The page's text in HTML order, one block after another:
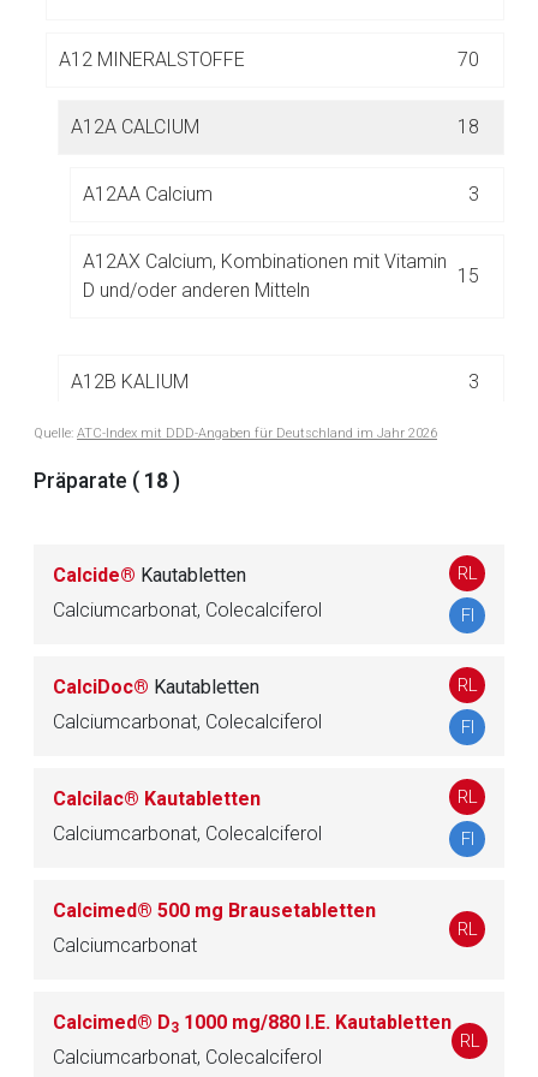
A12 MINERALSTOFFE 70
A12A CALCIUM 18
A12AA Calcium 3
A12AX Calcium, Kombinationen mit Vitamin
D und/oder anderen Mitteln
15
A12B KALIUM 3
A16 ANDERE MITTEL FÜR DAS ALIMENTÄRE
59
B BLUT UND BLUTBILDENDE ORGANE 284
C KARDIOVASKULÄRES SYSTEM 248
490
E
337
H SYSTEMISCHE HORMONPRÄPARATE, EXKL.
SEXUALHORMONE UND INSULINE
130
Quelle: ATC-Index mit DDD-Angaben für Deutschland im Jahr 2026
Präparate ( 18 )
Calcide® Kautabletten
Calciumcarbonat, Colecalciferol
RL
FI
CalciDoc® Kautabletten
Calciumcarbonat, Colecalciferol
RL
FI
Calcilac® Kautabletten
Calciumcarbonat, Colecalciferol
RL
FI
Calcimed® 500 mg Brausetabletten
Calciumcarbonat
RL
Calcimed® D3 1000 mg/880 I.E. Kautabletten
Calciumcarbonat, Colecalciferol
RL
Aufruf einer externen Seite
Der von Ihnen aufgerufene Link öffnet eine externe Web-
Seite. Für die Inhalte der externen Web-Seite ist deren
Zurück zur rote-liste.de Zur Seite